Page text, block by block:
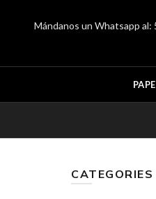
Mándanos un Whatsapp al:
CATEGORIES